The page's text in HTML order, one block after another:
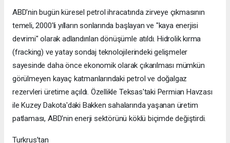
ABD'nin bugün küresel petrol ihracatında zirveye çıkmasının
temeli, 2000'li yılların sonlarında başlayan ve "kaya enerjisi
devrimi" olarak adlandırılan dönüşümle atıldı. Hidrolik kırma
(fracking) ve yatay sondaj teknolojilerindeki gelişmeler
sayesinde daha önce ekonomik olarak çıkarılması mümkün
görülmeyen kayaç katmanlarındaki petrol ve doğalgaz
rezervleri üretime açıldı. Özellikle Teksas'taki Permian Havzası
ile Kuzey Dakota'daki Bakken sahalarında yaşanan üretim
patlaması, ABD'nin enerji sektörünü köklü biçimde değiştirdi.
Turkrus’tan